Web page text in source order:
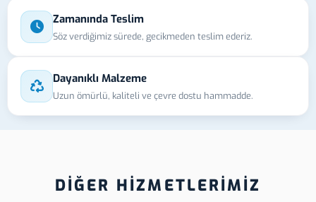
Zamanında Teslim
Söz verdiğimiz sürede, gecikmeden teslim ederiz.
Dayanıklı Malzeme
Uzun ömürlü, kaliteli ve çevre dostu hammadde.
DİĞER HİZMETLERİMİZ